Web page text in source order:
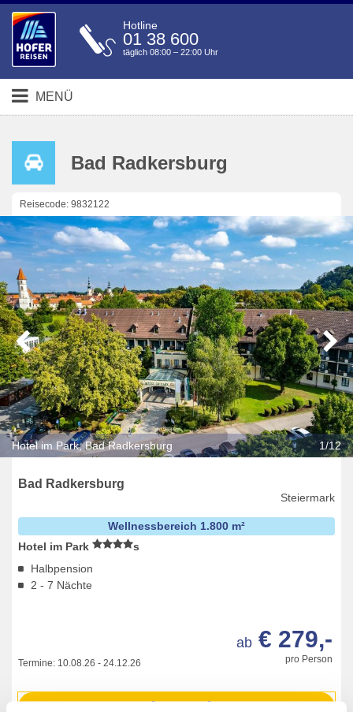
Hotline
01 38 600
täglich 08:00 – 22:00 Uhr
MENÜ
Bad Radkersburg
Reisecode: 9832122
Hotel im Park, Bad Radkersburg 1/12
Bad Radkersburg
Steiermark
Wellnessbereich 1.800 m²
Hotel im Park
s
Halbpension
2 - 7 Nächte
Termine: 10.08.26 - 24.12.26 pro Person
ab € 279,-
Termine anzeigen